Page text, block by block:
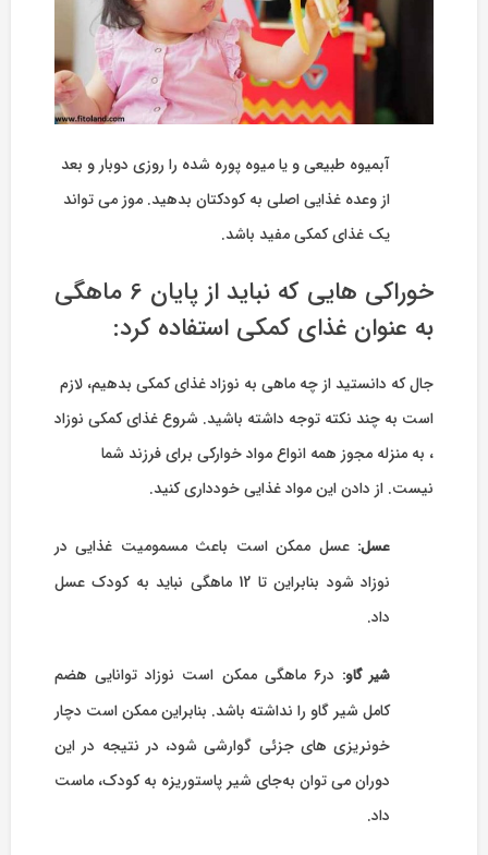
آبمیوه طبیعی و یا میوه پوره شده را روزی دوبار و بعد
از وعده غذایی اصلی به کودکتان بدهید. موز می تواند
یک غذای کمکی مفید باشد.
خوراکی هایی که نباید از پایان 6 ماهگی
به عنوان غذای کمکی استفاده کرد:
جال که دانستید از چه ماهی به نوزاد غذای کمکی بدهیم، لازم
است به چند نکته توجه داشته باشید. شروع غذای کمکی نوزاد
، به منزله مجوز همه انواع مواد خوارکی برای فرزند شما
نیست. از دادن این مواد غذایی خودداری کنید.
عسل: عسل ممکن است باعث مسمومیت غذایی در
نوزاد شود بنابراین تا 12 ماهگی نباید به کودک عسل
داد.
شیر گاو:
در6 ماهگی ممکن است نوزاد توانایی هضم
کامل شیر گاو را نداشته باشد. بنابراین ممکن است دچار
خونریزی های جزئی گوارشی شود، در نتیجه در این
دوران می توان به‌جای شیر پاستوریزه به کودک، ماست
داد.